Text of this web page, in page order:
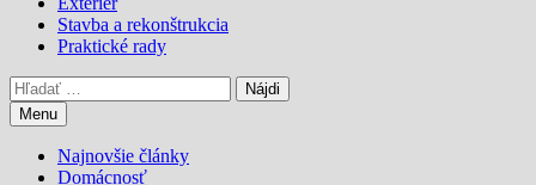
Stavba a rekonštrukcia
Praktické rady
Hľadať:
Menu
Najnovšie články
Domácnosť